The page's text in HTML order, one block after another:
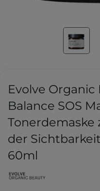
Evolve Organic
Balance SOS
Tonerdemaske
der
60ml